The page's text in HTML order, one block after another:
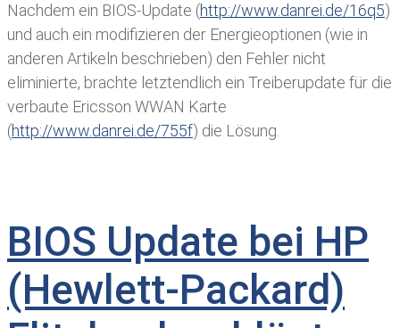
Nachdem ein BIOS-Update (http://www.danrei.de/16q5)
und auch ein modifizieren der Energieoptionen (wie in
anderen Artikeln beschrieben) den Fehler nicht
eliminierte, brachte letztendlich ein Treiberupdate für die
verbaute Ericsson WWAN Karte
(http://www.danrei.de/755f) die Lösung.
BIOS Update bei HP
(Hewlett-Packard)